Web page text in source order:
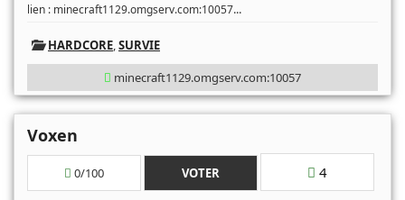
lien : minecraft1129.omgserv.com:10057...
HARDCORE,SURVIE
minecraft1129.omgserv.com:10057
Voxen
0/100 VOTER 4